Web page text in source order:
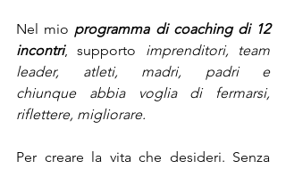
Nel mio programma di coaching di 12
incontri, supporto imprenditori, team
leader, atleti, madri, padri e
chiunque abbia voglia di fermarsi,
riflettere, migliorare.
Per creare la vita che desideri. Senza